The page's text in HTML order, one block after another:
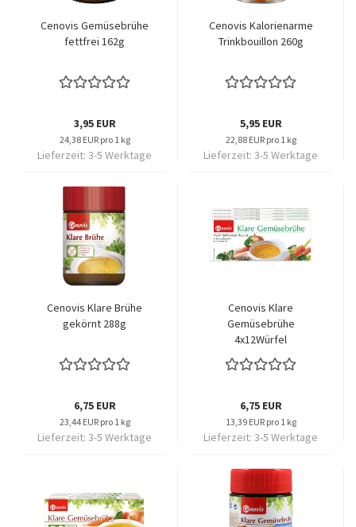
Cenovis Gemüsebrühe
fettfrei 162g
3,95 EUR
24,38 EUR pro 1 kg
Lieferzeit: 3-5 Werktage
Cenovis Kalorienarme
Trinkbouillon 260g
5,95 EUR
22,88 EUR pro 1 kg
Lieferzeit: 3-5 Werktage
Cenovis Klare Brühe
gekörnt 288g
6,75 EUR
23,44 EUR pro 1 kg
Lieferzeit: 3-5 Werktage
Cenovis Klare
Gemüsebrühe
4x12Würfel
6,75 EUR
13,39 EUR pro 1 kg
Lieferzeit: 3-5 Werktage